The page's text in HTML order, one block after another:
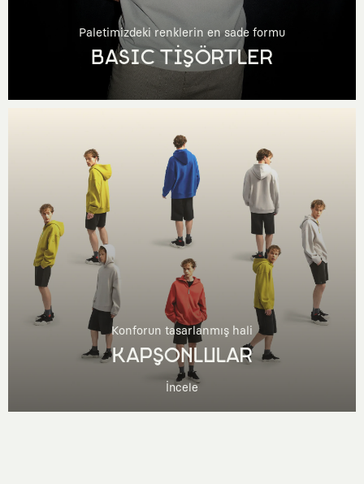
Paletimizdeki renklerin en sade formu
BASIC TİŞÖRTLER
Konforun tasarlanmış hali
KAPŞONLULAR
İncele